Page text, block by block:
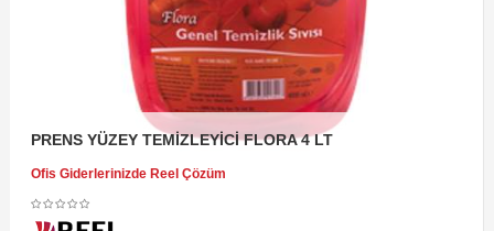
PRENS YÜZEY TEMİZLEYİCİ FLORA 4 LT
Ofis Giderlerinizde Reel Çözüm